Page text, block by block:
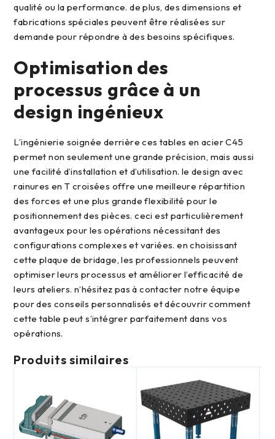
qualité ou la performance. de plus, des dimensions et
fabrications spéciales peuvent être réalisées sur
demande pour répondre à des besoins spécifiques.
optimisation des
processus grâce à un
design ingénieux
l’ingénierie soignée derrière ces tables en acier C45
permet non seulement une grande précision, mais aussi
une facilité d’installation et d’utilisation. le design avec
rainures en T croisées offre une meilleure répartition
des forces et une plus grande flexibilité pour le
positionnement des pièces. ceci est particulièrement
avantageux pour les opérations nécessitant des
configurations complexes et variées. en choisissant
cette plaque de bridage, les professionnels peuvent
optimiser leurs processus et améliorer l’efficacité de
leurs ateliers. n’hésitez pas à contacter notre équipe
pour des conseils personnalisés et découvrir comment
cette table peut s’intégrer parfaitement dans vos
opérations.
Produits similaires